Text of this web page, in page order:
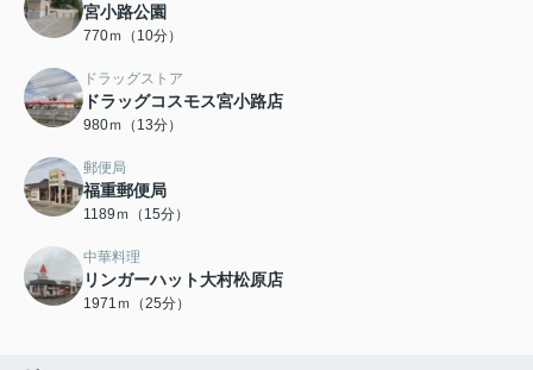
宮小路公園
770ｍ（10分）
ドラッグストア
ドラッグコスモス宮小路店
980ｍ（13分）
郵便局
福重郵便局
1189ｍ（15分）
中華料理
リンガーハット大村松原店
1971ｍ（25分）